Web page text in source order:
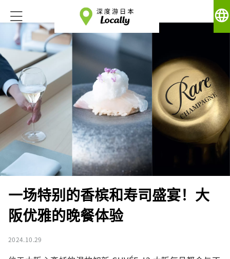
language
一场特别的香槟和寿司盛宴！大
阪优雅的晚餐体验
2024.10.29